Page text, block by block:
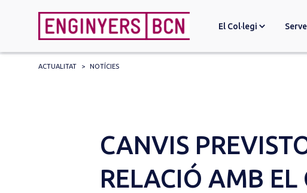
El Col·legi
ACTUALITAT > NOTÍCIES
CANVIS
RELACIÓ AMB